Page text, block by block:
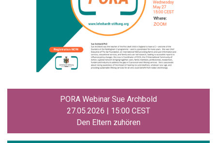
PORA Webinar Sue Archbold
27.05.2026 | 15:00 CEST
Den Eltern zuhören